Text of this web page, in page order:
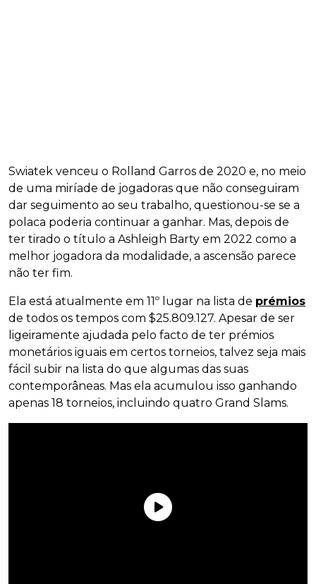
Swiatek venceu o Rolland Garros de 2020 e, no meio
de uma miríade de jogadoras que não conseguiram
dar seguimento ao seu trabalho, questionou-se se a
polaca poderia continuar a ganhar. Mas, depois de
ter tirado o título a Ashleigh Barty em 2022 como a
melhor jogadora da modalidade, a ascensão parece
não ter fim.
Ela está atualmente em 11º lugar na lista de prémios
de todos os tempos com $25.809.127. Apesar de ser
ligeiramente ajudada pelo facto de ter prémios
monetários iguais em certos torneios, talvez seja mais
fácil subir na lista do que algumas das suas
contemporâneas. Mas ela acumulou isso ganhando
apenas 18 torneios, incluindo quatro Grand Slams.